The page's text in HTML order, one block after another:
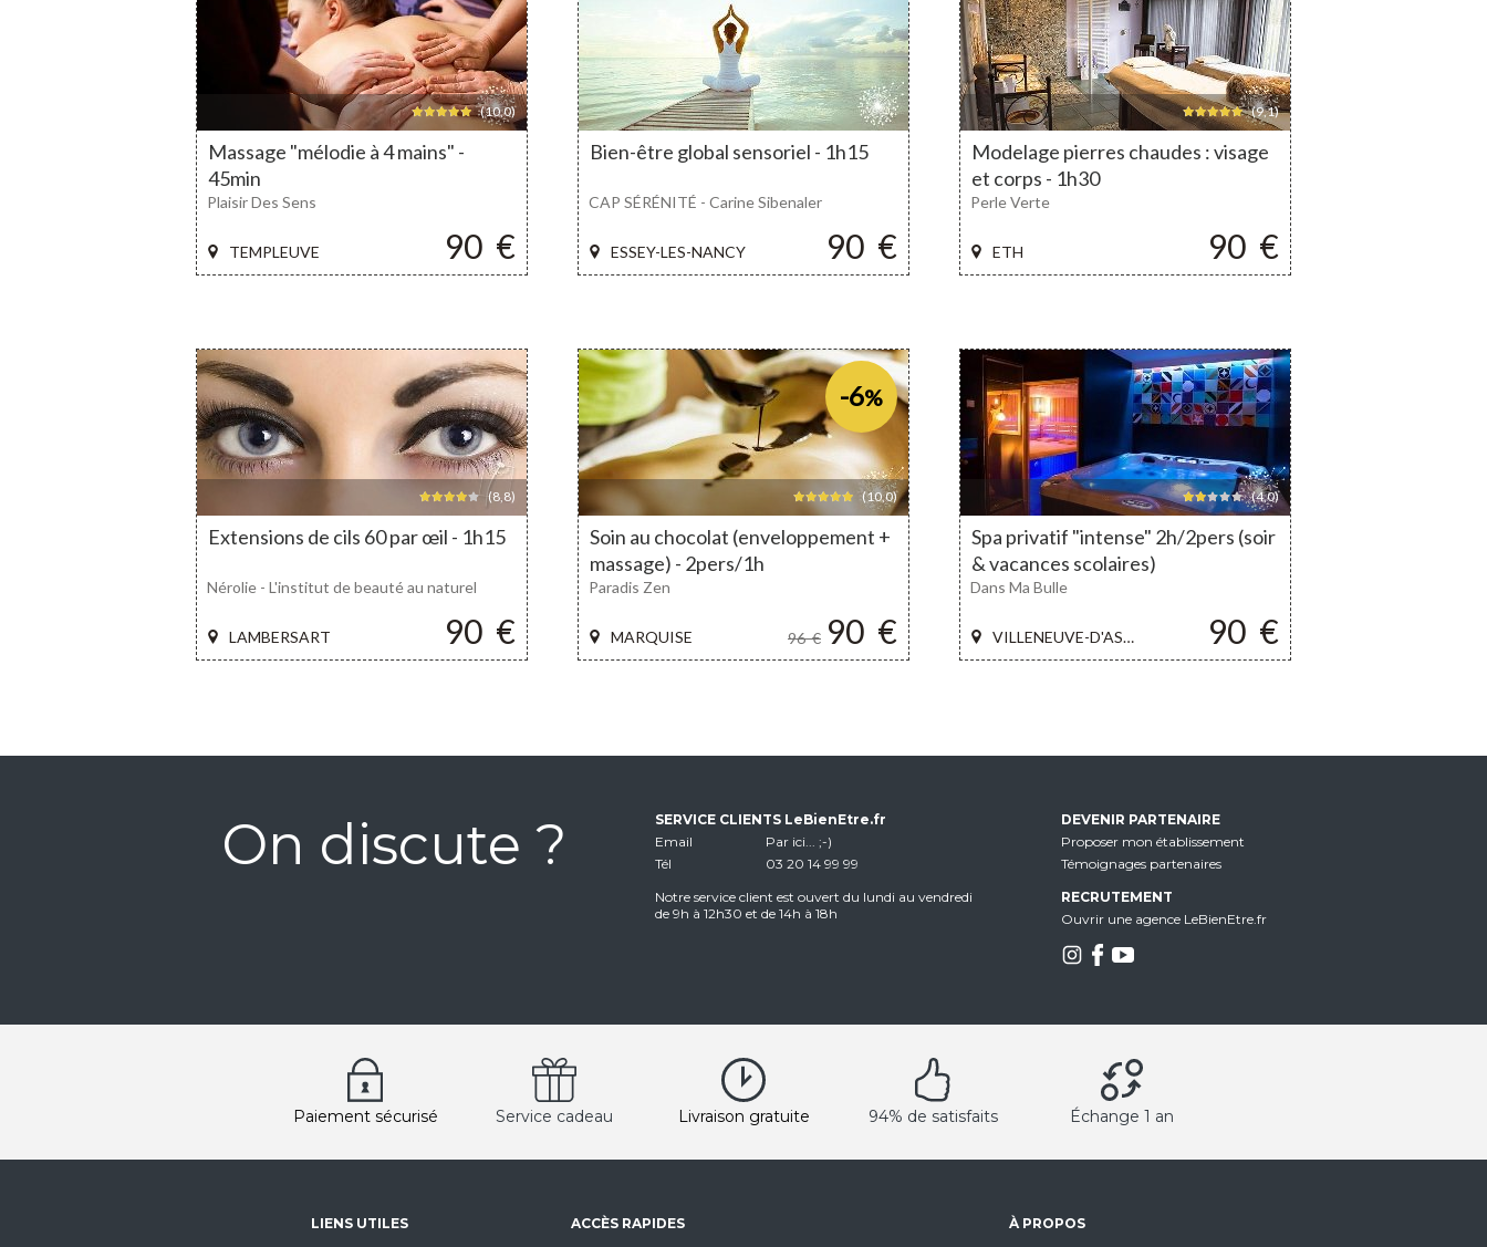
(10,0)
Massage "mélodie à 4 mains" -
45min
90 €
TEMPLEUVE
Plaisir Des Sens
Bien-être global sensoriel - 1h15
90 €
ESSEY-LES-NANCY
CAP SÉRÉNITÉ - Carine Sibenaler
(9,1)
Modelage pierres chaudes : visage
et corps - 1h30
90 €
ETH
Perle Verte
(8,8)
Extensions de cils 60 par œil - 1h15
90 €
LAMBERSART
Nérolie - L'institut de beauté au naturel
-6%
(10,0)
Soin au chocolat (enveloppement +
massage) - 2pers/1h
96€ 90 €
MARQUISE
Paradis Zen
(4,0)
Spa privatif "intense" 2h/2pers (soir
& vacances scolaires)
90 €
VILLENEUVE-D'ASCQ
Dans Ma Bulle
On discute ?
SERVICE CLIENTS LeBienEtre.fr
Email
Par ici... ;-)
Tél
03 20 14 99 99
Notre service client est ouvert du lundi au vendredi
de 9h à 12h30 et de 14h à 18h
DEVENIR PARTENAIRE
Proposer mon établissement
Témoignages partenaires
RECRUTEMENT
Ouvrir une agence LeBienEtre.fr
Paiement sécurisé Service cadeau Livraison gratuite 94% de satisfaits Échange 1 an
LIENS UTILES ACCÈS RAPIDES À PROPOS